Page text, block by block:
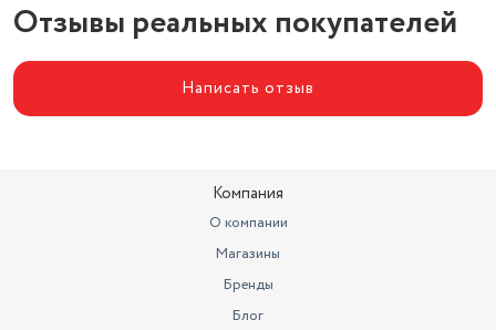
Отзывы реальных покупателей
Написать отзыв
Компания
О компании
Магазины
Бренды
Блог